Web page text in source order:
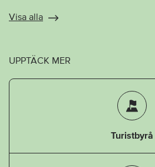
Visa alla
UPPTÄCK MER
Turistbyrå